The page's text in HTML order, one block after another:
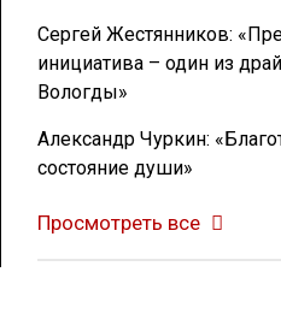
Сергей Жестянников:
инициатива – один из
Вологды»
Александр Чуркин:
состояние души»
Просмотреть все